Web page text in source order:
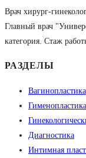
Врач хирург-
Главный врач
категория. Стаж
РАЗДЕЛЫ
Вагинопластика
Гименопластика
Диагностика
Интимная